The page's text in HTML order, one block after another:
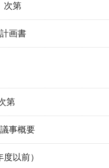
次第
画書
第
事概要
以前）